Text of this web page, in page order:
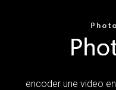
encoder une video en .